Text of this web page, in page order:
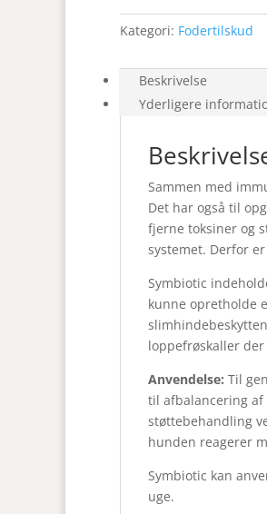
Kategori: Fodertilskud
Beskrivelse
Yderligere
Sammen med
Det har også til
fjerne toksiner og
systemet. Derfor
Symbiotic
kunne opretholde
loppefrøskaller
Anvendelse: Til
til afbalancering af
støttebehandling
hunden reagerer
Symbiotic kan
uge.